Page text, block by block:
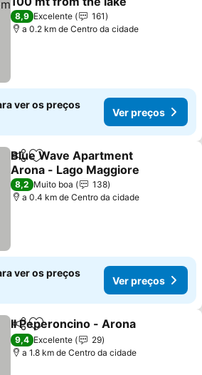
8,9 Excelente
161
a 0.2 km de Centro da cidade
ver os preços
Ver preços
PartilharAdicionar aos favoritos
Blue Wave Apartment
Arona - Lago Maggiore
8,2 Muito boa
138
a 0.4 km de Centro da cidade
ver os preços
Ver preços
PartilharAdicionar aos favoritos
Il Peperoncino - Arona
9,4 Excelente
29
a 1.8 km de Centro da cidade